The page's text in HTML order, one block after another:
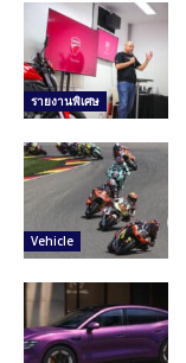
รายงานพิเศษ
Vehicle